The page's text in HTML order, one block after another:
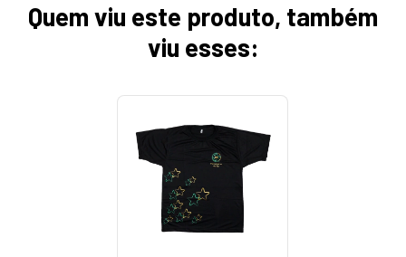
Quem viu este produto, também
viu esses: